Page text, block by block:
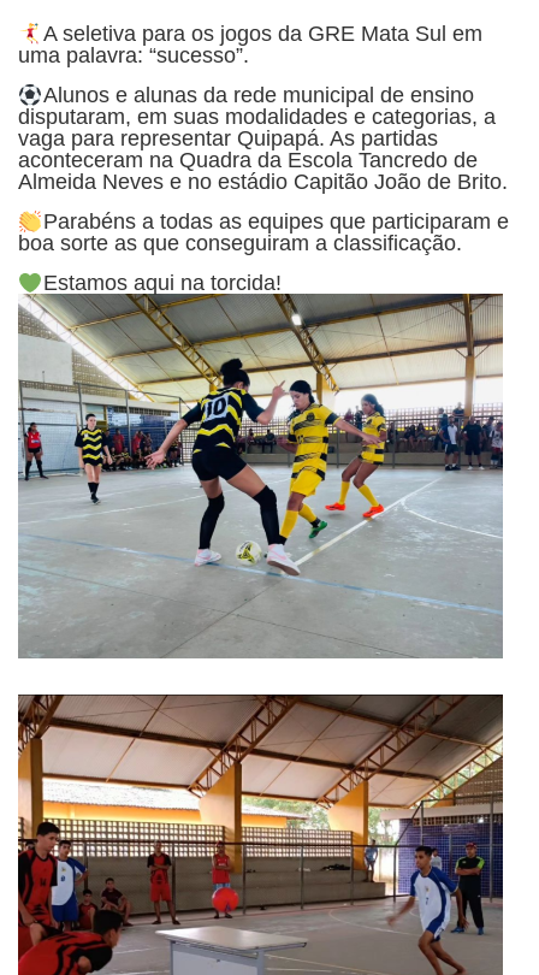
A seletiva para os jogos da GRE Mata Sul em
uma palavra: “sucesso”.
Alunos e alunas da rede municipal de ensino
disputaram, em suas modalidades e categorias, a
vaga para representar Quipapá. As partidas
aconteceram na Quadra da Escola Tancredo de
Almeida Neves e no estádio Capitão João de Brito.
Parabéns a todas as equipes que participaram e
boa sorte as que conseguiram a classificação.
Estamos aqui na torcida!